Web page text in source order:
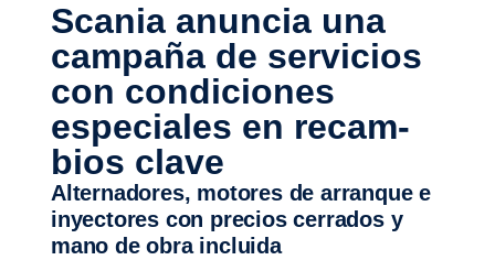
Scania anuncia una
campaña de servi­cios
con condi­ciones
especiales en recam­
bios clave
Alternadores, motores de arranque e
inyectores con precios cerrados y
mano de obra incluida